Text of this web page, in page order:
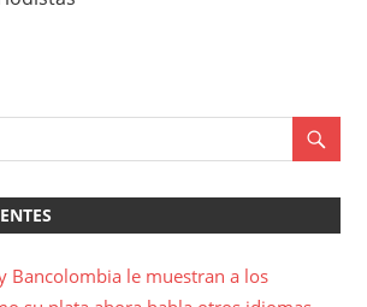
Bancolombia le muestran a los